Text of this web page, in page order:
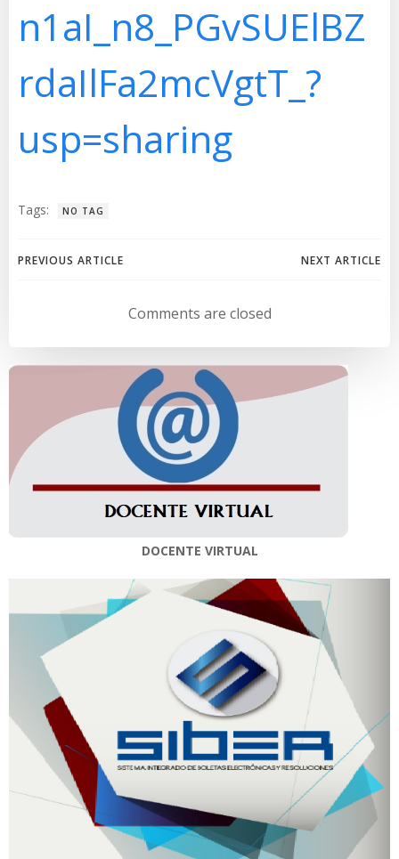
n1aI_n8_PGvSUElBZ
rdaIlFa2mcVgtT_?
usp=sharing
Tags: NO TAG
Navegación
entradas
PREVIOUS ARTICLE
Navegación
de
entradas
NEXT ARTICLE
Comments are closed
DOCENTE VIRTUAL